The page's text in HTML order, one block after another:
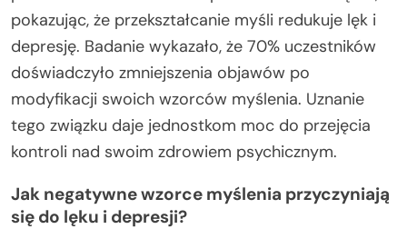
pokazując, że przekształcanie myśli redukuje lęk i
depresję. Badanie wykazało, że 70% uczestników
doświadczyło zmniejszenia objawów po
modyfikacji swoich wzorców myślenia. Uznanie
tego związku daje jednostkom moc do przejęcia
kontroli nad swoim zdrowiem psychicznym.
Jak negatywne wzorce myślenia przyczyniają
się do lęku i depresji?